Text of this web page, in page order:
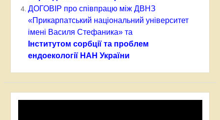
ДОГОВІР про співпрацю між ДВНЗ
«Прикарпатський національний університет
імені Василя Стефаника» та
Інститутом сорбції та проблем
ендоекологіїНАН України